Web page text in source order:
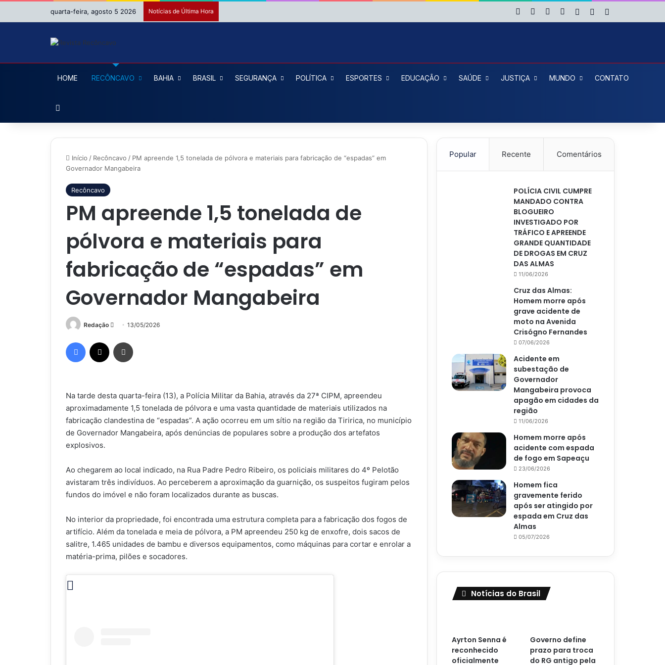
quarta-feira, agosto 5 2026 Notícias de Última Hora Facebook YouTubeInstagram
Entrar Artigo aleatório
HOME RECÔNCAVO BAHIA BRASIL SEGURANÇA POLÍTICA ESPORTES EDUCAÇÃO SAÚDE JUSTIÇA MUNDO CONTATO
Início / Recôncavo / PM apreende 1,5 tonelada de pólvora e materiais para fabricação de “espadas” em
Governador Mangabeira
Recôncavo
PM apreende 1,5 tonelada de
pólvora e materiais para
fabricação de “espadas” em
Governador Mangabeira
Redação
Mande
e-
mail
13/05/2026
Facebook
Na tarde desta quarta-feira (13), a Polícia Militar da Bahia, através da 27ª CIPM, apreendeu
aproximadamente 1,5 tonelada de pólvora e uma vasta quantidade de materiais utilizados na
fabricação clandestina de “espadas”. A ação ocorreu em um sítio na região da Tiririca, no município
de Governador Mangabeira, após denúncias de populares sobre a produção dos artefatos
explosivos.
Ao chegarem ao local indicado, na Rua Padre Pedro Ribeiro, os policiais militares do 4º Pelotão
avistaram três indivíduos. Ao perceberem a aproximação da guarnição, os suspeitos fugiram pelos
fundos do imóvel e não foram localizados durante as buscas.
No interior da propriedade, foi encontrada uma estrutura completa para a fabricação dos fogos de
artifício. Além da tonelada e meia de pólvora, a PM apreendeu 250 kg de enxofre, dois sacos de
salitre, 1.465 unidades de bambu e diversos equipamentos, como máquinas para cortar e enrolar a
matéria-prima, pilões e socadores.
Popular Recente Comentários
POLÍCIA CIVIL CUMPRE
MANDADO CONTRA
BLOGUEIRO
INVESTIGADO POR
TRÁFICO E APREENDE
GRANDE QUANTIDADE
DE DROGAS EM CRUZ
DAS ALMAS
11/06/2026
Cruz das Almas:
Homem morre após
grave acidente de
moto na Avenida
Crisógno Fernandes
07/06/2026
Acidente em
subestação de
Governador
Mangabeira provoca
apagão em cidades da
região
11/06/2026
Homem morre após
acidente com espada
de fogo em Sapeaçu
23/06/2026
Homem fica
gravemente ferido
após ser atingido por
espada em Cruz das
Almas
05/07/2026
Notícias do Brasil
Ayrton Senna é
reconhecido
oficialmente
Governo define
prazo para troca
do RG antigo pela